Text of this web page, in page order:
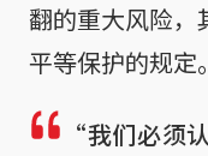
翻的重大风险，
平等保护的规定。
“我们必须